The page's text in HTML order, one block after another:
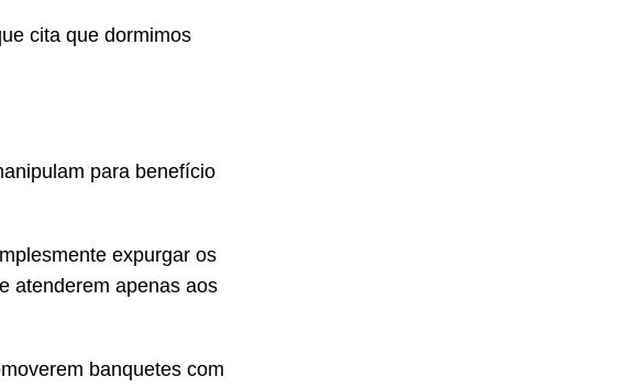
cita que dormimos
para benefício
expurgar os
atenderem apenas aos
banquetes com